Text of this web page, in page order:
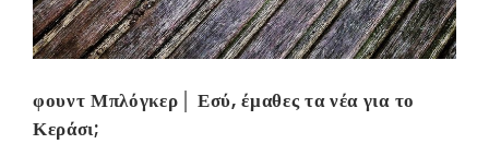
φουντ Μπλόγκερ│ Εσύ, έμαθες τα νέα για το
Κεράσι;